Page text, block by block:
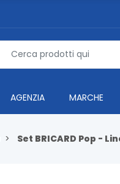
AGENZIA MARCHE
Set BRICARD Pop -